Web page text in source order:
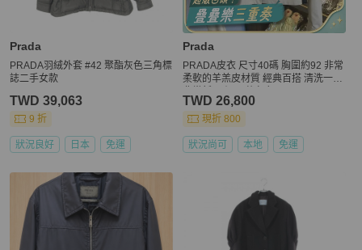
Prada
PRADA羽絨外套 #42 聚酯灰色三角標
誌二手女款
TWD 39,063
9 折
狀況良好 日本 免運
Prada
PRADA皮衣 尺寸40碼 胸圍約92 非常
柔軟的羊羔皮材質 經典百搭 清洗一下
TWD 26,800
現折 800
狀況尚可 本地 免運